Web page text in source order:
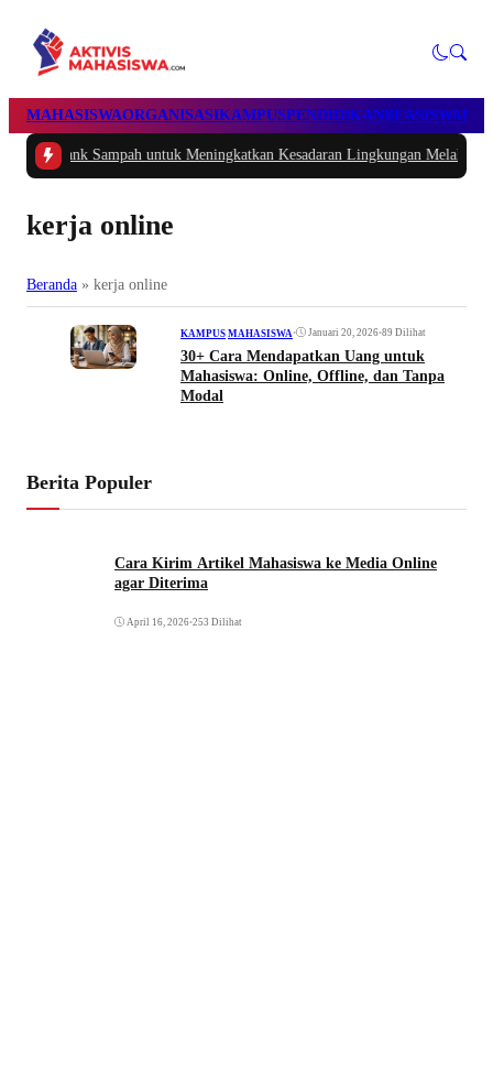
MAHASISWAORGANISASIKAMPUSPENDIDIKANBEASISWA
Bank Sampah untuk Meningkatkan Kesadaran Lingkungan Melalui
kerja online
Beranda » kerja online
KAMPUS MAHASISWA • Januari 20, 2026•89 Dilihat
30+ Cara Mendapatkan Uang untuk
Mahasiswa: Online, Offline, dan Tanpa
Modal
Berita Populer
Cara Kirim Artikel Mahasiswa ke Media Online
agar Diterima
April 16, 2026•253 Dilihat